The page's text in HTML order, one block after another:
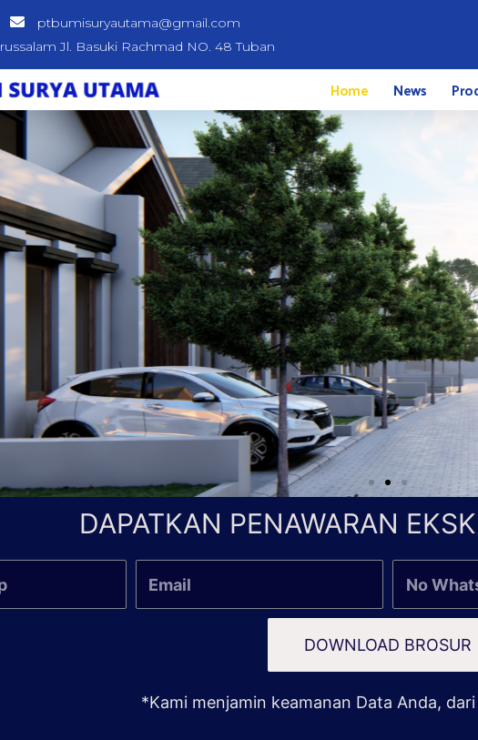
ptbumisuryautama@gmail.com
Jl. Basuki Rachmad NO. 48 Tuban
Home News
DAPATKAN PENAWARAN
DOWNLOAD BROSUR
*Kami menjamin keamanan Data Anda,